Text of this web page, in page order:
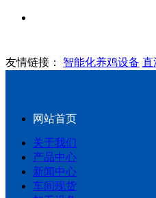
友情链接： 智能化养鸡设备 直
网站首页
关于我们
产品中心
新闻中心
车间现货